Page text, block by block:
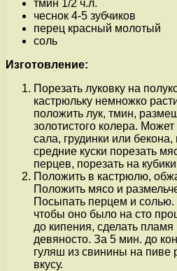
тмин 1/2 ч.л.
чеснок 4-5 зубчиков
перец красный молотый
соль
Изготовление:
Порезать луковку на
кастрюльку немножко
положить лук, тмин,
золотистого колера.
сала, грудинки или
средние куски порезать
перцев, порезать на
Положить в кастрюлю,
Положить мясо и
Посыпать перцем и
чтобы оно было на сто
до кипения, сделать
девяносто. За 5 мин. до
гуляш из свинины на пиве
вкусу.